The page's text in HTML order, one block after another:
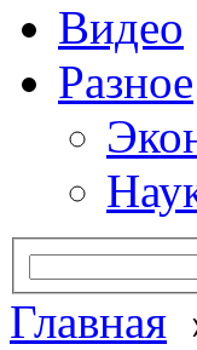
Видео
Разное
Главная